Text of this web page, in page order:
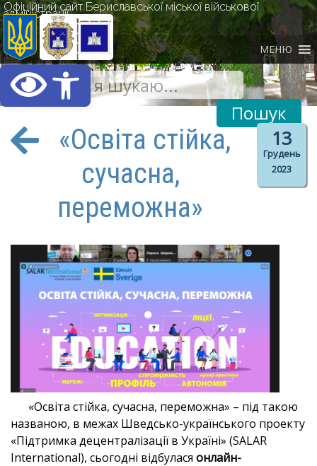
Відкрити Панель
Офіційний сайт Бериславської міської військової
адміністрації
МЕНЮ
13
Грудень
2023
«Освіта стійка,
сучасна,
переможна»
«Освіта стійка, сучасна, переможна» – під такою
названою, в межах Шведсько-українського проекту
«Підтримка децентралізації в Україні» (SALAR
International), сьогодні відбулася онлайн-